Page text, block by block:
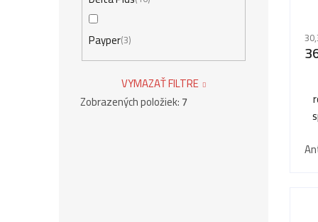
Payper3
VYMAZAŤ FILTRE
Zobrazených položiek:7
je